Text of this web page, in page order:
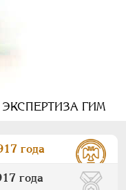
ЭКСПЕРТИЗА ГИМ
года
года